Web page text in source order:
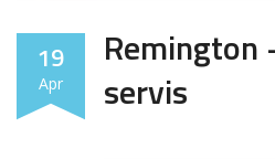
19
Apr
Remington
servis